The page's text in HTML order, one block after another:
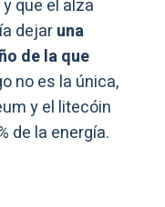
y que el alza
dejaruna
de la que
no es la única,
y el litecóin
de la energía.